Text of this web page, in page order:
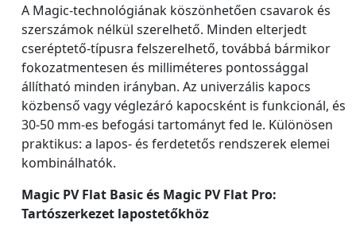
A Magic-technológiának köszönhetően csavarok és
szerszámok nélkül szerelhető. Minden elterjedt
cseréptető-típusra felszerelhető, továbbá bármikor
fokozatmentesen és milliméteres pontossággal
állítható minden irányban. Az univerzális kapocs
közbenső vagy véglezáró kapocsként is funkcionál, és
30-50 mm-es befogási tartományt fed le. Különösen
praktikus: a lapos- és ferdetetős rendszerek elemei
kombinálhatók.
Magic PV Flat Basic és Magic PV Flat Pro:
Tartószerkezet lapostetőkhöz